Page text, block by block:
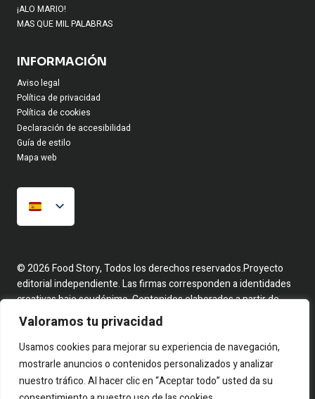
Valoramos tu privacidad
Usamos cookies para mejorar su experiencia de navegación,
mostrarle anuncios o contenidos personalizados y analizar
nuestro tráfico. Al hacer clic en “Aceptar todo” usted da su
¡ALO MARIO!
MAS QUE MIL PALABRAS
INFORMACIÓN
Aviso legal
Política de privacidad
Política de cookies
Declaración de accesibilidad
Guía de estilo
Mapa web
© 2026 Food Story, Todos los derechos reservados.Proyecto
editorial independiente. Las firmas corresponden a identidades
creativas bajo seudónimo. Contenidos elaborados a partir de
hechos reales y fuentes públicas.